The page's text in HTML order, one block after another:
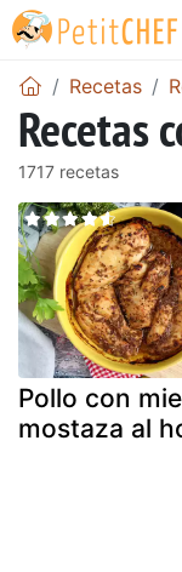
Recetas
Recetas
1717 recetas
Pollo con
mostaza al